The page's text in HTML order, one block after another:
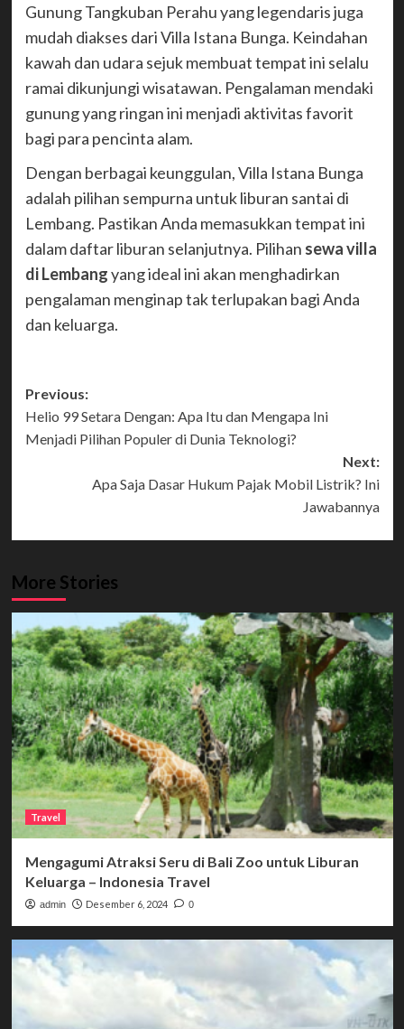
Gunung Tangkuban Perahu yang legendaris juga
mudah diakses dari Villa Istana Bunga. Keindahan
kawah dan udara sejuk membuat tempat ini selalu
ramai dikunjungi wisatawan. Pengalaman mendaki
gunung yang ringan ini menjadi aktivitas favorit
bagi para pencinta alam.
Dengan berbagai keunggulan, Villa Istana Bunga
adalah pilihan sempurna untuk liburan santai di
Lembang. Pastikan Anda memasukkan tempat ini
dalam daftar liburan selanjutnya. Pilihan sewa villa
di Lembangyang ideal ini akan menghadirkan
pengalaman menginap tak terlupakan bagi Anda
dan keluarga.
Post
navigation
Previous:
Helio 99 Setara Dengan: Apa Itu dan Mengapa Ini
Menjadi Pilihan Populer di Dunia Teknologi?
Next:
Apa Saja Dasar Hukum Pajak Mobil Listrik? Ini
Jawabannya
More Stories
Travel
Mengagumi Atraksi Seru di Bali Zoo untuk Liburan
Keluarga – Indonesia Travel
admin Desember 6, 2024 0